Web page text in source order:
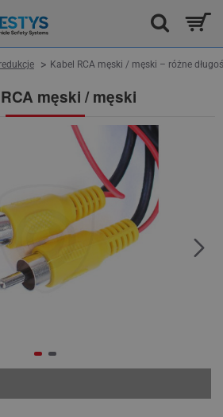
męski / męski
Kabel RCA męski / męski – różne